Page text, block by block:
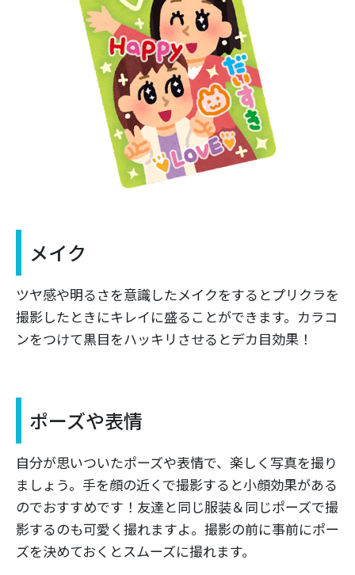
メイク
ツヤ感や明るさを意識したメイクをするとプリクラを
撮影したときにキレイに盛ることができます。カラコ
ンをつけて黒目をハッキリさせるとデカ目効果！
ポーズや表情
自分が思いついたポーズや表情で、楽しく写真を撮り
ましょう。手を顔の近くで撮影すると小顔効果がある
のでおすすめです！友達と同じ服装＆同じポーズで撮
影するのも可愛く撮れますよ。撮影の前に事前にポー
ズを決めておくとスムーズに撮れます。